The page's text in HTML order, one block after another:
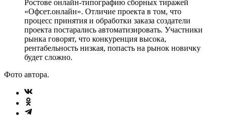
Ростове онлайн-типографию сборных тиражей
«Офсет.онлайн». Отличие проекта в том, что
процесс принятия и обработки заказа создатели
проекта постарались автоматизировать. Участники
рынка говорят, что конкуренция высока,
рентабельность низкая, попасть на рынок новичку
будет сложно.
Фото автора.